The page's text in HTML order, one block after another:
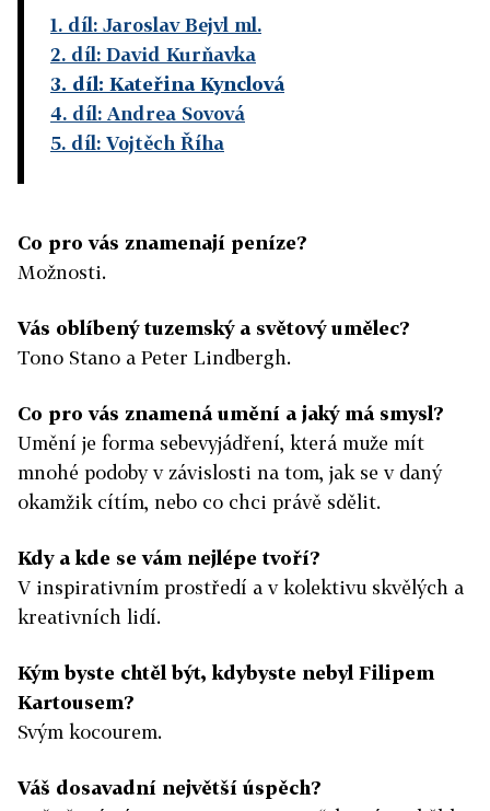
1. díl: Jaroslav Bejvl ml.
2. díl: David Kurňavka
3. díl: Kateřina Kynclová
4. díl: Andrea Sovová
5. díl: Vojtěch Říha
Co pro vás znamenají peníze?
Možnosti.
Vás oblíbený tuzemský a světový umělec?
Tono Stano a Peter Lindbergh.
Co pro vás znamená umění a jaký má smysl?
Umění je forma sebevyjádření, která muže mít
mnohé podoby v závislosti na tom, jak se v daný
okamžik cítím, nebo co chci právě sdělit.
Kdy a kde se vám nejlépe tvoří?
V inspirativním prostředí a v kolektivu skvělých a
kreativních lidí.
Kým byste chtěl být, kdybyste nebyl Filipem
Kartousem?
Svým kocourem.
Váš dosavadní největší úspěch?